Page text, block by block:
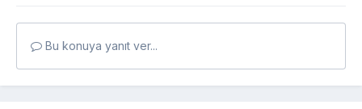
Bu konuya yanıt ver...